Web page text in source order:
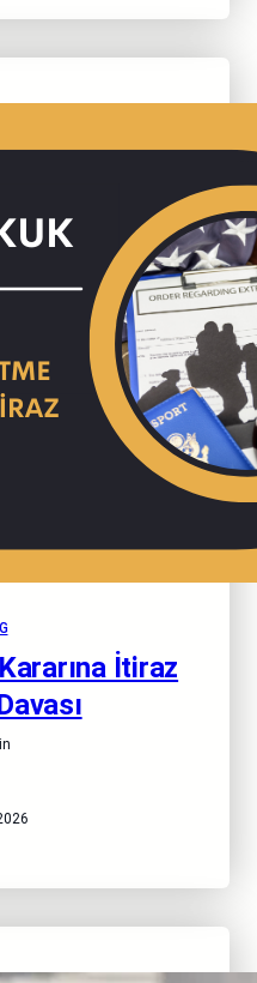
Kararına İtiraz